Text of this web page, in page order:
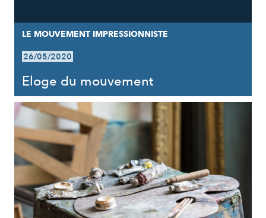
LE MOUVEMENT IMPRESSIONNISTE
26/05/2020
Eloge du mouvement